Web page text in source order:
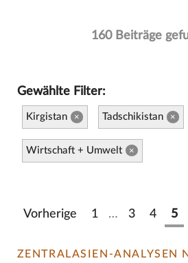
160 Beiträge
Gewählte Filter:
Kirgistan × Tadschikistan ×
Wirtschaft + Umwelt ×
Vorherige 1 … 3 4 5
ZENTRALASIEN-ANALYSEN